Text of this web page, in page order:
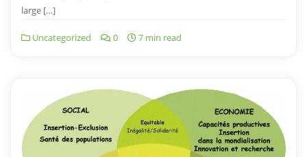
large […]
Uncategorized 0 7 min read